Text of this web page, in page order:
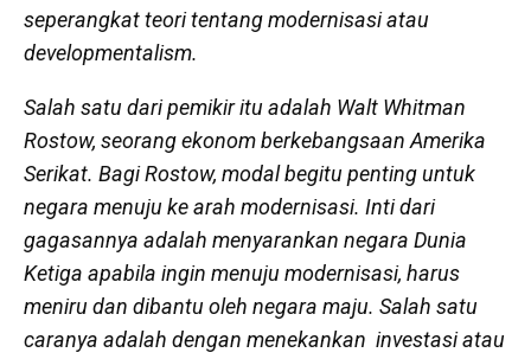
seperangkat teori tentang modernisasi atau
developmentalism.
Salah satu dari pemikir itu adalah Walt Whitman
Rostow, seorang ekonom berkebangsaan Amerika
Serikat. Bagi Rostow, modal begitu penting untuk
negara menuju ke arah modernisasi. Inti dari
gagasannya adalah menyarankan negara Dunia
Ketiga apabila ingin menuju modernisasi, harus
meniru dan dibantu oleh negara maju. Salah satu
caranya adalah dengan menekankan investasi atau